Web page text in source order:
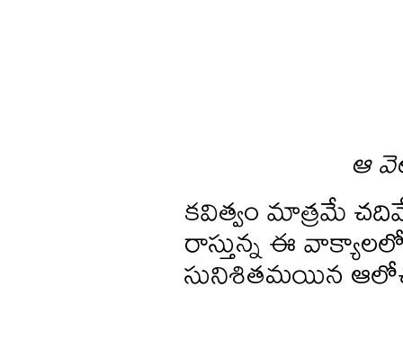
ఆ
కవిత్వం మాత్రమే
రాస్తున్న ఈ
సునిశితమయిన